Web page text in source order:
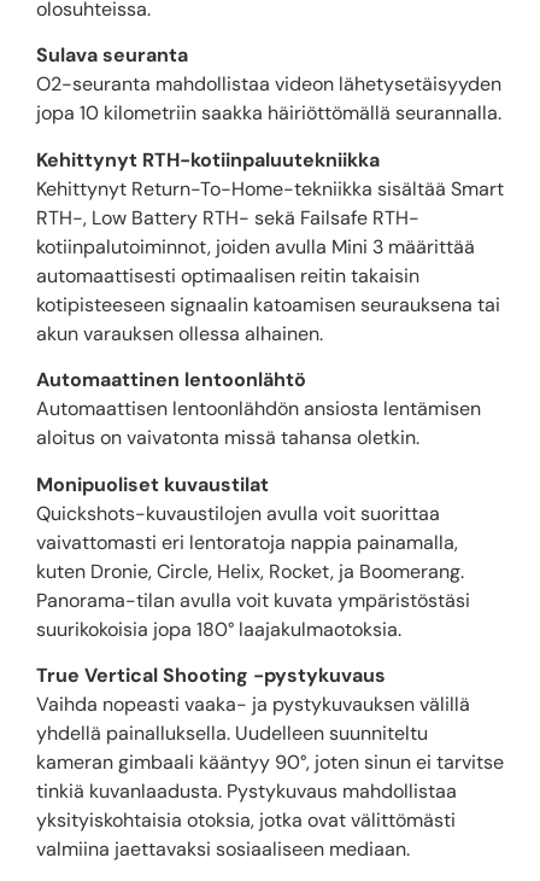
olosuhteissa.
Sulava seuranta
O2-seuranta mahdollistaa videon lähetysetäisyyden
jopa 10 kilometriin saakka häiriöttömällä seurannalla.
Kehittynyt RTH-kotiinpaluutekniikka
Kehittynyt Return-To-Home-tekniikka sisältää Smart
RTH-, Low Battery RTH- sekä Failsafe RTH-
kotiinpalutoiminnot, joiden avulla Mini 3 määrittää
automaattisesti optimaalisen reitin takaisin
kotipisteeseen signaalin katoamisen seurauksena tai
akun varauksen ollessa alhainen.
Automaattinen lentoonlähtö
Automaattisen lentoonlähdön ansiosta lentämisen
aloitus on vaivatonta missä tahansa oletkin.
Monipuoliset kuvaustilat
Quickshots-kuvaustilojen avulla voit suorittaa
vaivattomasti eri lentoratoja nappia painamalla,
kuten Dronie, Circle, Helix, Rocket, ja Boomerang.
Panorama-tilan avulla voit kuvata ympäristöstäsi
suurikokoisia jopa 180° laajakulmaotoksia.
True Vertical Shooting -pystykuvaus
Vaihda nopeasti vaaka- ja pystykuvauksen välillä
yhdellä painalluksella. Uudelleen suunniteltu
kameran gimbaali kääntyy 90°, joten sinun ei tarvitse
tinkiä kuvanlaadusta. Pystykuvaus mahdollistaa
yksityiskohtaisia otoksia, jotka ovat välittömästi
valmiina jaettavaksi sosiaaliseen mediaan.